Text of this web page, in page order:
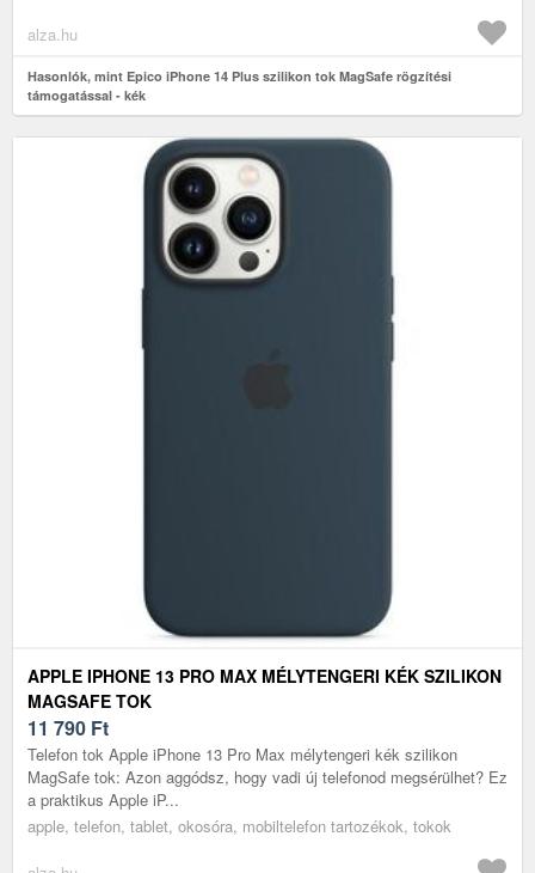
alza.hu
Hasonlók, mint Epico iPhone 14 Plus szilikon tok MagSafe rögzítési
támogatással - kék
APPLE IPHONE 13 PRO MAX MÉLYTENGERI KÉK SZILIKON
MAGSAFE TOK
11 790 Ft
Telefon tok Apple iPhone 13 Pro Max mélytengeri kék szilikon
MagSafe tok: Azon aggódsz, hogy vadi új telefonod megsérülhet? Ez
a praktikus Apple iP...
apple, telefon, tablet, okosóra, mobiltelefon tartozékok, tokok